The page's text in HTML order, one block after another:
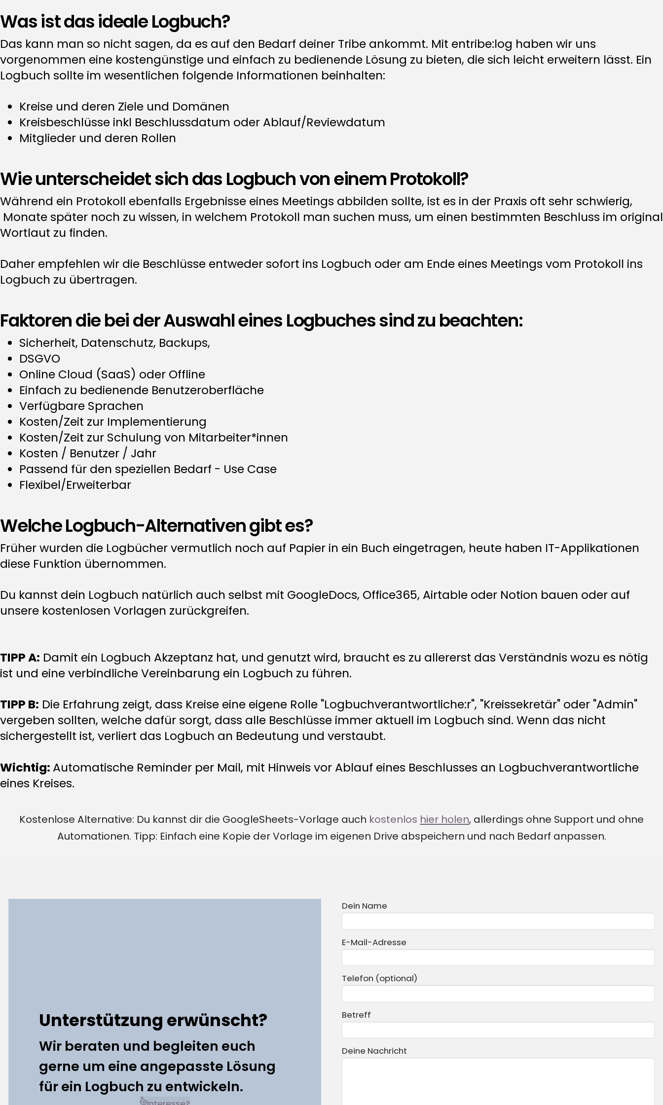
Was ist das ideale Logbuch?
Das kann man so nicht sagen, da es auf den Bedarf deiner Tribe ankommt. Mit entribe:log haben wir uns
vorgenommen eine kostengünstige und einfach zu bedienende Lösung zu bieten, die sich leicht erweitern lässt. Ein
Logbuch sollte im wesentlichen folgende Informationen beinhalten:
Kreise und deren Ziele und Domänen
Kreisbeschlüsse inkl Beschlussdatum oder Ablauf/Reviewdatum
Mitglieder und deren Rollen
Wie unterscheidet sich das Logbuch von einem Protokoll?
Während ein Protokoll ebenfalls Ergebnisse eines Meetings abbilden sollte, ist es in der Praxis oft sehr schwierig,
Monate später noch zu wissen, in welchem Protokoll man suchen muss, um einen bestimmten Beschluss im original
Wortlaut zu finden.
Daher empfehlen wir die Beschlüsse entweder sofort ins Logbuch oder am Ende eines Meetings vom Protokoll ins
Logbuch zu übertragen.
Faktoren die bei der Auswahl eines Logbuches sind zu beachten:
Sicherheit, Datenschutz, Backups,
DSGVO
Online Cloud (SaaS) oder Offline
Einfach zu bedienende Benutzeroberfläche
Verfügbare Sprachen
Kosten/Zeit zur Implementierung
Kosten/Zeit zur Schulung von Mitarbeiter*innen
Kosten / Benutzer / Jahr
Passend für den speziellen Bedarf - Use Case
Flexibel/Erweiterbar
Welche Logbuch-Alternativen gibt es?
Früher wurden die Logbücher vermutlich noch auf Papier in ein Buch eingetragen, heute haben IT-Applikationen
diese Funktion übernommen.
Du kannst dein Logbuch natürlich auch selbst mit GoogleDocs, Office365, Airtable oder Notion bauen oder auf
unsere kostenlosen Vorlagen zurückgreifen.
TIPP A: Damit ein Logbuch Akzeptanz hat, und genutzt wird, braucht es zu allererst das Verständnis wozu es nötig
ist und eine verbindliche Vereinbarung ein Logbuch zu führen.
TIPP B: Die Erfahrung zeigt, dass Kreise eine eigene Rolle "Logbuchverantwortliche:r", "Kreissekretär" oder "Admin"
vergeben sollten, welche dafür sorgt, dass alle Beschlüsse immer aktuell im Logbuch sind. Wenn das nicht
sichergestellt ist, verliert das Logbuch an Bedeutung und verstaubt.
Wichtig: Automatische Reminder per Mail, mit Hinweis vor Ablauf eines Beschlusses an Logbuchverantwortliche
eines Kreises.
Kostenlose Alternative: Du kannst dir die GoogleSheets-Vorlage auch kostenlos hier holen, allerdings ohne Support und ohne
Automationen. Tipp: Einfach eine Kopie der Vorlage im eigenen Drive abspeichern und nach Bedarf anpassen.
Unterstützung erwünscht?
Wir beraten und begleiten euch
gerne um eine angepasste Lösung
für ein Logbuch zu entwickeln.
Dein Name
E-Mail-Adresse
Telefon (optional)
Betreff
Deine Nachricht